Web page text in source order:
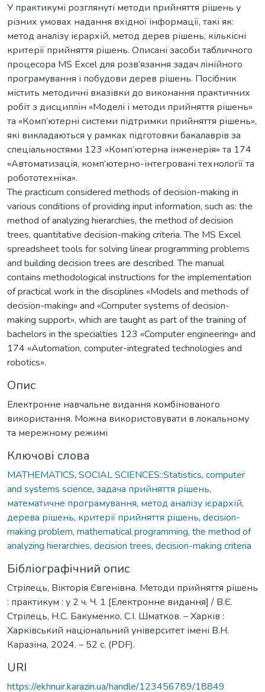
У практикумі розглянуті методи прийняття рішень у
різних умовах надання вхідної інформації, такі як:
метод аналізу ієрархій, метод дерев рішень, кількісні
критерії прийняття рішень. Описані засоби табличного
процесора MS Excel для розв’язання задач лінійного
програмування і побудови дерев рішень. Посібник
містить методичні вказівки до виконання практичних
робіт з дисциплін «Моделі і методи прийняття рішень»
та «Комп’ютерні системи підтримки прийняття рішень»,
які викладаються у рамках підготовки бакалаврів за
спеціальностями 123 «Комп’ютерна інженерія» та 174
«Автоматизація, комп’ютерно-інтегровані технології та
робототехніка».
The practicum considered methods of decision-making in
various conditions of providing input information, such as: the
method of analyzing hierarchies, the method of decision
trees, quantitative decision-making criteria. The MS Excel
spreadsheet tools for solving linear programming problems
and building decision trees are described. The manual
contains methodological instructions for the implementation
of practical work in the disciplines «Models and methods of
decision-making» and «Computer systems of decision-
making support», which are taught as part of the training of
bachelors in the specialties 123 «Computer engineering» and
174 «Automation, computer-integrated technologies and
robotics».
Опис
Електронне навчальне видання комбінованого
використання. Можна використовувати в локальному
та мережному режимі
Ключові слова
MATHEMATICS, SOCIAL SCIENCES::Statistics, computer
and systems science, задача прийняття рішень,
математичне програмування, метод аналізу ієрархій,
дерева рішень, критерії прийняття рішень, decision-
making problem, mathematical programming, the method of
analyzing hierarchies, decision trees, decision-making criteria
Бібліографічний опис
Стрілець, Вікторія Євгенівна. Методи прийняття рішень
: практикум : у 2 ч. Ч. 1 [Електронне видання] / В.Є.
Стрілець, Н.С. Бакуменко, С.І. Шматков. – Харків :
Харківський національний університет імені В.Н.
Каразіна, 2024. – 52 с. (PDF).
URI
https://ekhnuir.karazin.ua/handle/123456789/18849